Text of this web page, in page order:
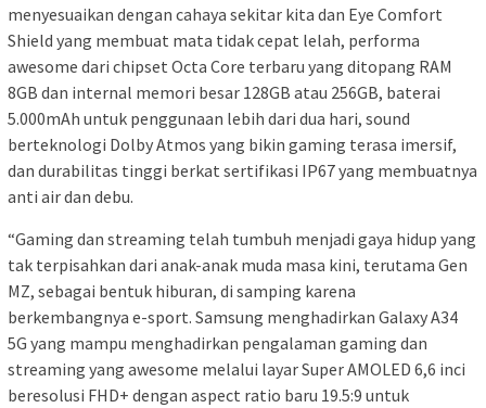
menyesuaikan dengan cahaya sekitar kita dan Eye Comfort
Shield yang membuat mata tidak cepat lelah, performa
awesome dari chipset Octa Core terbaru yang ditopang RAM
8GB dan internal memori besar 128GB atau 256GB, baterai
5.000mAh untuk penggunaan lebih dari dua hari, sound
berteknologi Dolby Atmos yang bikin gaming terasa imersif,
dan durabilitas tinggi berkat sertifikasi IP67 yang membuatnya
anti air dan debu.
“Gaming dan streaming telah tumbuh menjadi gaya hidup yang
tak terpisahkan dari anak-anak muda masa kini, terutama Gen
MZ, sebagai bentuk hiburan, di samping karena
berkembangnya e-sport. Samsung menghadirkan Galaxy A34
5G yang mampu menghadirkan pengalaman gaming dan
streaming yang awesome melalui layar Super AMOLED 6,6 inci
beresolusi FHD+ dengan aspect ratio baru 19.5:9 untuk